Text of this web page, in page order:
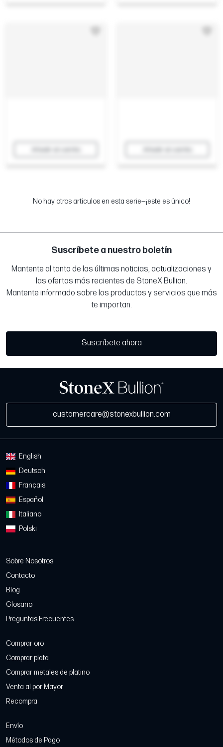
No hay otros artículos en esta serie—¡este es único!
Suscríbete a nuestro boletín
Mantente al tanto de las últimas noticias, actualizaciones y
las ofertas más recientes de StoneX Bullion.
Mantente informado sobre los productos y servicios que más
te importan.
Suscríbete ahora
customercare@stonexbullion.com
English
Deutsch
Français
Español
Italiano
Polski
Sobre Nosotros
Contacto
Blog
Glosario
Preguntas Frecuentes
Comprar oro
Comprar plata
Comprar metales de platino
Venta al por Mayor
Recompra
Envío
Métodos de Pago